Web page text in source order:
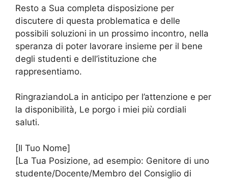
Resto a Sua completa disposizione per
discutere di questa problematica e delle
possibili soluzioni in un prossimo incontro, nella
speranza di poter lavorare insieme per il bene
degli studenti e dell’istituzione che
rappresentiamo.
RingraziandoLa in anticipo per l’attenzione e per
la disponibilità, Le porgo i miei più cordiali
saluti.
[Il Tuo Nome]
[La Tua Posizione, ad esempio: Genitore di uno
studente/Docente/Membro del Consiglio di